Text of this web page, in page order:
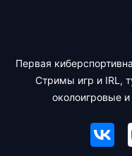
Первая
Стримы игр и IRL,
околоигровые